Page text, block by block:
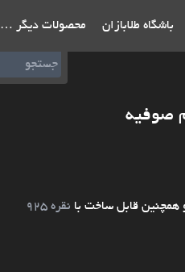
باشگاه طلابازان محصولات دیگر …
صوفیه
همچنین قابل ساخت با نقره 925